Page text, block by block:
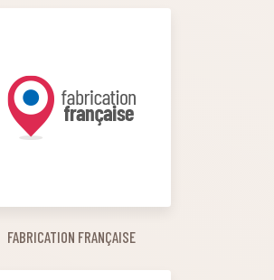
FABRICATION FRANÇAISE